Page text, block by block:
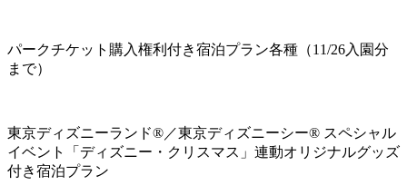
パークチケット購入権利付き宿泊プラン各種（11/26入園分
まで）
東京ディズニーランド®／東京ディズニーシー® スペシャル
イベント「ディズニー・クリスマス」連動オリジナルグッズ
付き宿泊プラン